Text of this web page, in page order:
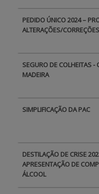
PEDIDO ÚNICO 2024 –
ALTERAÇÕES/
SEGURO DE COLHEITAS -
MADEIRA
SIMPLIFICAÇÃO DA PAC
DESTILAÇÃO DE CRISE
APRESENTAÇÃO DE
ÁLCOOL